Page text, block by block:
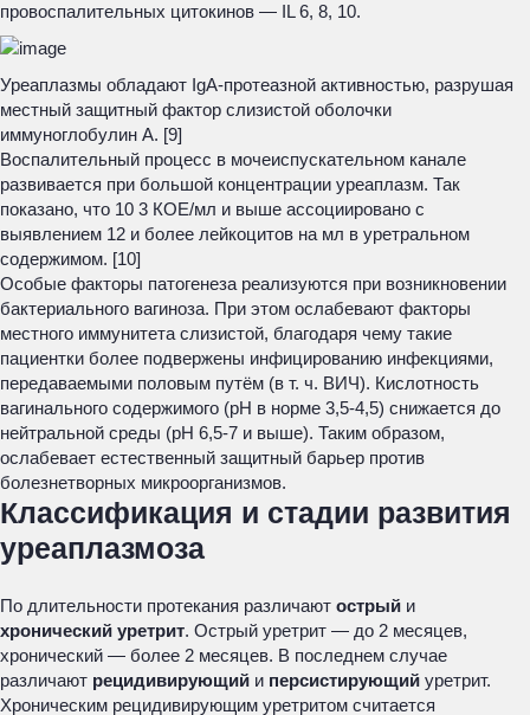
провоспалительных цитокинов — IL 6, 8, 10.
Уреаплазмы обладают IgA-протеазной активностью, разрушая
местный защитный фактор слизистой оболочки
иммуноглобулин А. [9]
Воспалительный процесс в мочеиспускательном канале
развивается при большой концентрации уреаплазм. Так
показано, что 10 3 КОЕ/мл и выше ассоциировано с
выявлением 12 и более лейкоцитов на мл в уретральном
содержимом. [10]
Особые факторы патогенеза реализуются при возникновении
бактериального вагиноза. При этом ослабевают факторы
местного иммунитета слизистой, благодаря чему такие
пациентки более подвержены инфицированию инфекциями,
передаваемыми половым путём (в т. ч. ВИЧ). Кислотность
вагинального содержимого (рН в норме 3,5-4,5) снижается до
нейтральной среды (рН 6,5-7 и выше). Таким образом,
ослабевает естественный защитный барьер против
болезнетворных микроорганизмов.
Классификация и стадии развития
уреаплазмоза
По длительности протекания различают острый и
хронический уретрит. Острый уретрит — до 2 месяцев,
хронический — более 2 месяцев. В последнем случае
различают рецидивирующий и персистирующий уретрит.
Хроническим рецидивирующим уретритом считается